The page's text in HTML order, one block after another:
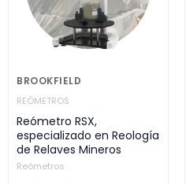
BROOKFIELD
REÓMETROS
Reómetro RSX,
especializado en Reología
de Relaves Mineros
Reómetros